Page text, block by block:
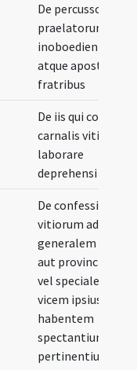
De percussoribus
praelatorum et
inoboedientibus
atque apostatis
fratribus
De iis qui contagio
carnalis vitii
laborare
deprehensi fuerint
De confessione
vitiorum ad solum
generalem
aut provincialem
vel specialem
vicem ipsius
habentem
spectantium
pertinentium